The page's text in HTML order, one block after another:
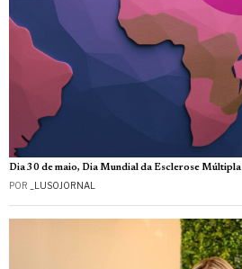
Dia 30 de maio, Dia Mundial da Esclerose Múltipla
POR _LUSOJORNAL